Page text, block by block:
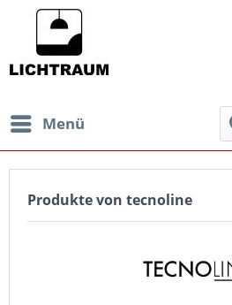
Menü
Produkte von tecnoline